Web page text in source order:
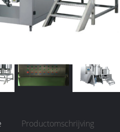
Productomschrijving